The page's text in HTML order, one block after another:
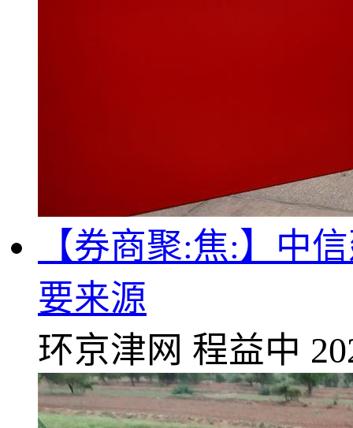
【券商聚:焦:】中
要来源
环京津网 程益中